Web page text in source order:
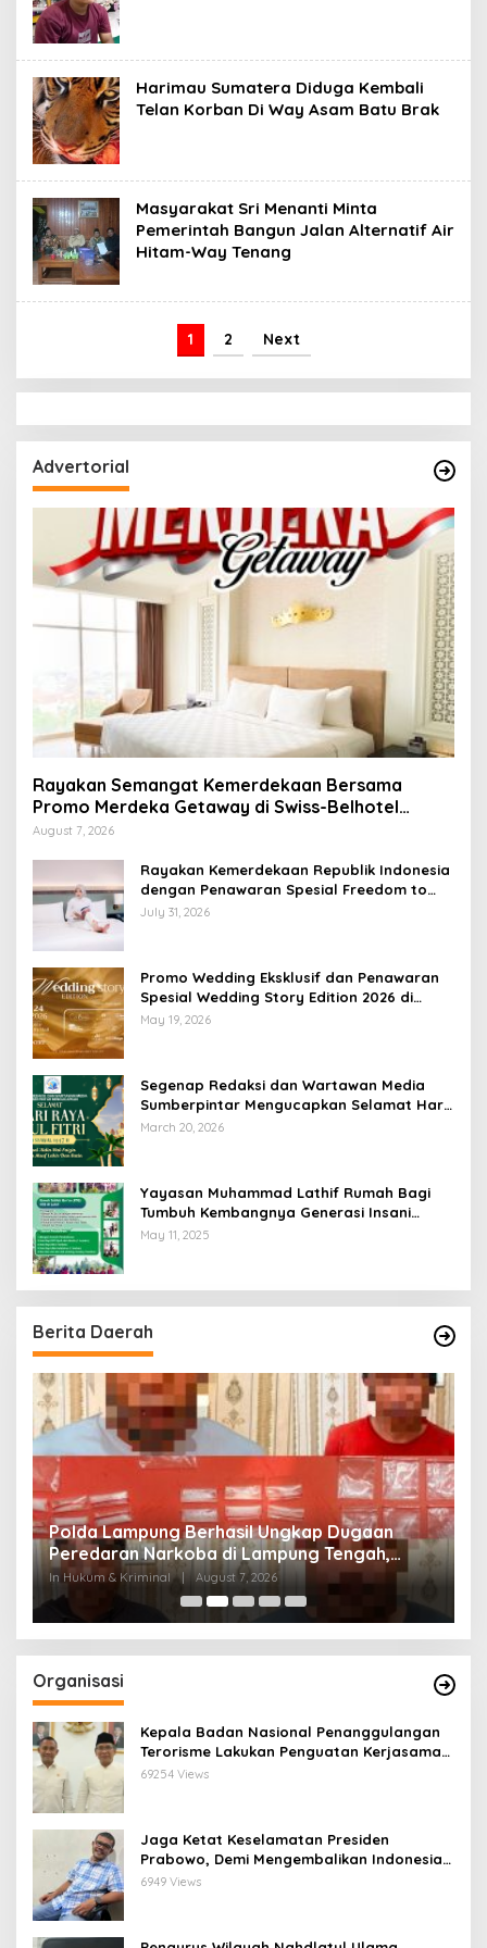
Harimau Sumatera Diduga Kembali
Telan Korban Di Way Asam Batu Brak
Masyarakat Sri Menanti Minta
Pemerintah Bangun Jalan Alternatif Air
Hitam-Way Tenang
1 2 Next
Advertorial
Rayakan Semangat Kemerdekaan Bersama
Promo Merdeka Getaway di Swiss-Belhotel
Lampung
August 7, 2026
Rayakan Kemerdekaan Republik Indonesia
dengan Penawaran Spesial Freedom to
Relax di Holiday Inn Lampung Bukit Randu
July 31, 2026
Promo Wedding Eksklusif dan Penawaran
Spesial Wedding Story Edition 2026 di
Swiss-Belhotel Lampung
May 19, 2026
Segenap Redaksi dan Wartawan Media
Sumberpintar Mengucapkan Selamat Hari
Raya Idul Fitri 1447 Hijriyah / 2026 M
March 20, 2026
Yayasan Muhammad Lathif Rumah Bagi
Tumbuh Kembangnya Generasi Insani
Cerdas dan Berkarakter
May 11, 2025
Berita Daerah
Polda Lampung Berhasil Ungkap Dugaan
Peredaran Narkoba di Lampung Tengah,
Empat Terduga Pelaku Diamankan
In Hukum & Kriminal August 7, 2026
Organisasi
Kepala Badan Nasional Penanggulangan
Terorisme Lakukan Penguatan Kerjasama
Ketua Pengurus Besar Nahdlatul Ulama
69254 Views
Jaga Ketat Keselamatan Presiden
Prabowo, Demi Mengembalikan Indonesia
Menjadi Macan Asia
6949 Views